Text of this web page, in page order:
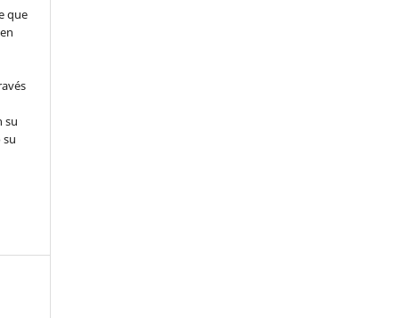
que
su
su